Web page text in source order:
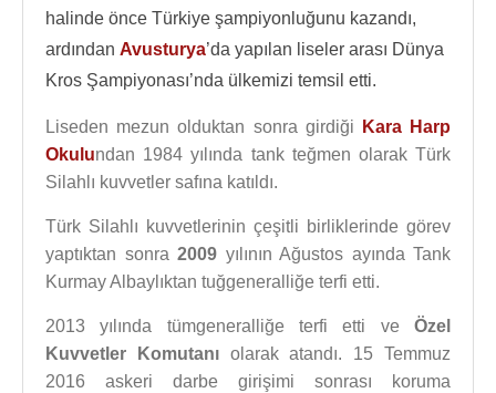
halinde önce Türkiye şampiyonluğunu kazandı,
ardından Avusturya’da yapılan liseler arası Dünya
Kros Şampiyonası’nda ülkemizi temsil etti.
Liseden mezun olduktan sonra girdiği
Kara Harp
Okulundan 1984 yılında tank teğmen olarak Türk
Silahlı kuvvetler safına katıldı.
Türk Silahlı kuvvetlerinin çeşitli birliklerinde görev
yaptıktan sonra 2009 yılının Ağustos ayında Tank
Kurmay Albaylıktan tuğgeneralliğe terfi etti.
2013 yılında tümgeneralliğe terfi etti ve Özel
Kuvvetler Komutanıolarak atandı. 15 Temmuz
2016 askeri darbe girişimi sonrası koruma